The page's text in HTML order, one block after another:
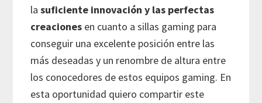
lasuficiente innovación y las perfectas
creaciones en cuanto a sillas gaming para
conseguir una excelente posición entre las
más deseadas y un renombre de altura entre
los conocedores de estos equipos gaming. En
esta oportunidad quiero compartir este